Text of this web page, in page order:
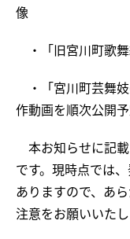
像
・「旧宮川町歌
・「宮川町芸舞
作動画を順次公開予
本お知らせに記
です。現時点では
ありますので、あ
注意をお願いいたし